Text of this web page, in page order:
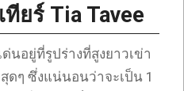
ยร์ Tia Tavee
ด่นอยู่ที่รูปร่างที่สูงยาวเข่า
ดๆ ซึ่งแน่นอนว่าจะเป็น 1